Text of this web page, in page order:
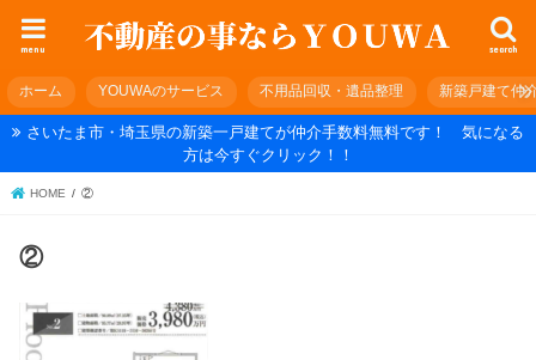
search
menu
ホーム YOUWAのサービス 不用品回収・遺品整理 新築戸建て仲
さいたま市・埼玉県の新築一戸建てが仲介手数料無料です！ 気になる
方は今すぐクリック！！
HOME ②
②